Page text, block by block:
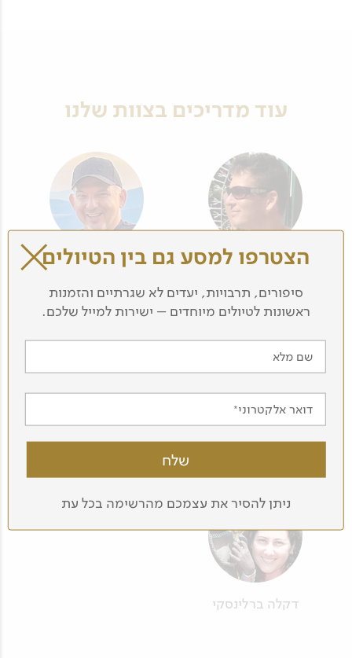
עוד מדריכים בצוות שלנו
רז שרבליס איל סבן
דקלה ברלינסקי
הצטרפו למסע גם בין הטיולים
סיפורים, תרבויות, יעדים לא שגרתיים והזמנות
ראשונות לטיולים מיוחדים – ישירות למייל שלכם.
שם מלא
דואר אלקטרוני
ניתן להסיר את עצמכם מהרשימה בכל עת